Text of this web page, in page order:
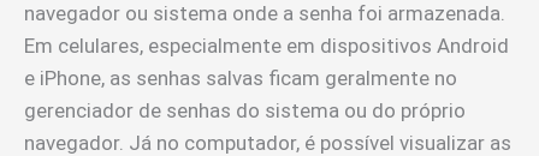
navegador ou sistema onde a senha foi armazenada.
Em celulares, especialmente em dispositivos Android
e iPhone, as senhas salvas ficam geralmente no
gerenciador de senhas do sistema ou do próprio
navegador. Já no computador, é possível visualizar as